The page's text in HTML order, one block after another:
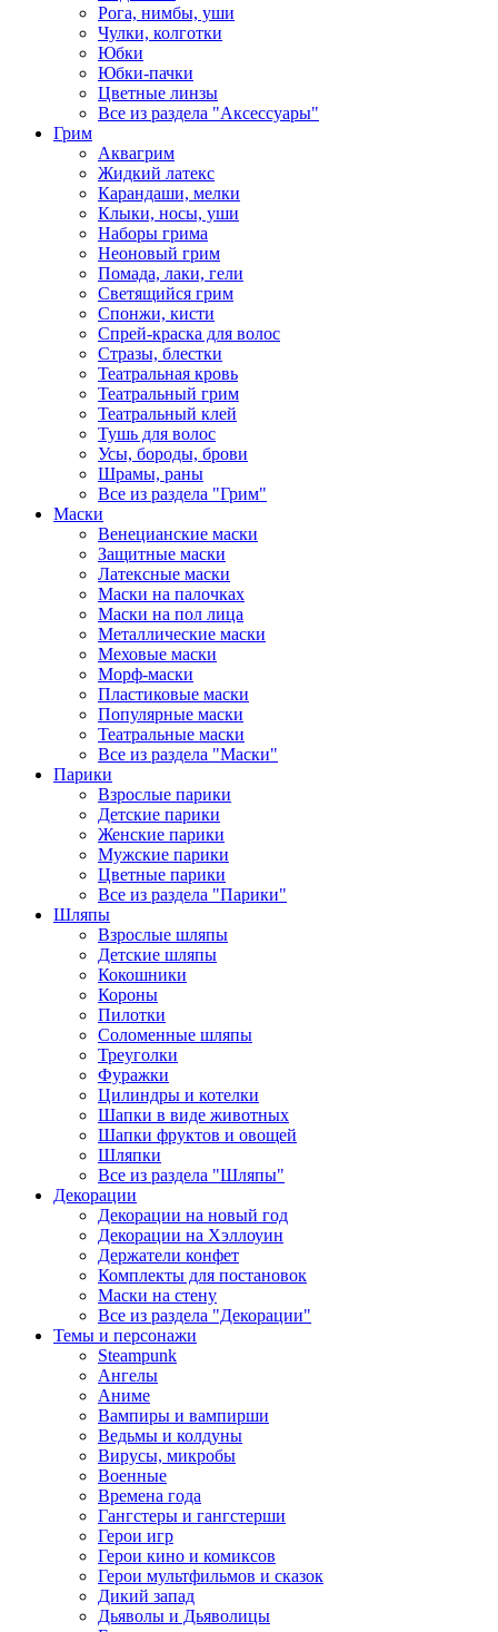
Рога, нимбы, уши
Чулки, колготки
Юбки
Юбки-пачки
Цветные линзы
Все из раздела "Аксессуары"
Грим
Аквагрим
Жидкий латекс
Карандаши, мелки
Клыки, носы, уши
Наборы грима
Неоновый грим
Помада, лаки, гели
Светящийся грим
Спонжи, кисти
Спрей-краска для волос
Стразы, блестки
Театральная кровь
Театральный грим
Театральный клей
Тушь для волос
Усы, бороды, брови
Шрамы, раны
Все из раздела "Грим"
Маски
Венецианские маски
Защитные маски
Латексные маски
Маски на палочках
Маски на пол лица
Металлические маски
Меховые маски
Морф-маски
Пластиковые маски
Популярные маски
Театральные маски
Все из раздела "Маски"
Парики
Взрослые парики
Детские парики
Женские парики
Мужские парики
Цветные парики
Все из раздела "Парики"
Шляпы
Взрослые шляпы
Детские шляпы
Кокошники
Короны
Пилотки
Соломенные шляпы
Треуголки
Фуражки
Цилиндры и котелки
Шапки в виде животных
Шапки фруктов и овощей
Шляпки
Все из раздела "Шляпы"
Декорации
Декорации на новый год
Декорации на Хэллоуин
Держатели конфет
Комплекты для постановок
Маски на стену
Все из раздела "Декорации"
Темы и персонажи
Steampunk
Ангелы
Аниме
Вампиры и вампирши
Ведьмы и колдуны
Вирусы, микробы
Военные
Времена года
Гангстеры и гангстерши
Герои игр
Герои кино и комиксов
Герои мультфильмов и сказок
Дикий запад
Дьяволы и Дьяволицы